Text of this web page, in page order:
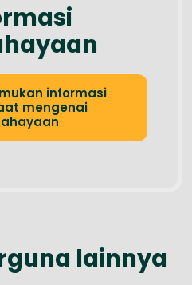
informasi
mengenai
lainnya